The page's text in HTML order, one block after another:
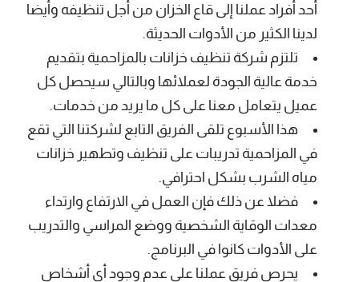
أحد أفراد عملنا إلى قاع الخزان من أجل تنظيفه وأيضا
لدينا الكثير من الأدوات الحديثة.
تلتزم شركة تنظيف خزانات بالمزاحمية بتقديم
خدمة عالية الجودة لعملائها وبالتالي سيحصل كل
عميل يتعامل معنا على كل ما يريد من خدمات.
هذا الأسبوع تلقى الفريق التابع لشركتنا التي تقع
في المزاحمية تدريبات على تنظيف وتطهير خزانات
مياه الشرب بشكل احترافي.
فضلا عن ذلك فإن العمل في الارتفاع وارتداء
معدات الوقاية الشخصية ووضع المراسي والتدريب
على الأدوات كانوا في البرنامج.
يحرص فريق عملنا على عدم وجود أي أشخاص